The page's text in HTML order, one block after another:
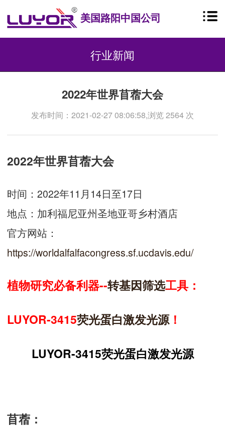
美国路阳中国公司
行业新闻
2022年世界苜蓿大会
发布时间：2021-02-27 08:06:58,浏览 2564 次
2022年世界苜蓿大会
时间：2022年11月14日至17日
地点：加利福尼亚州圣地亚哥乡村酒店
官方网站：
https://worldalfalfacongress.sf.ucdavis.edu/
植物研究必备利器--转基因筛选工具：
LUYOR-3415荧光蛋白激发光源！
LUYOR-3415荧光蛋白激发光源
苜蓿：